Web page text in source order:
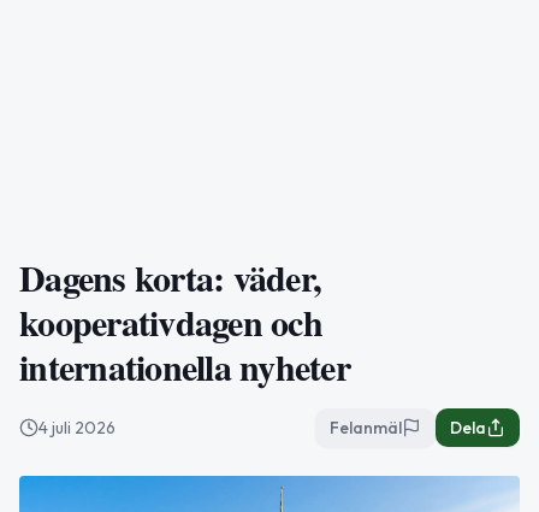
Dagens korta: väder,
kooperativdagen och
internationella nyheter
4 juli 2026 Felanmäl Dela